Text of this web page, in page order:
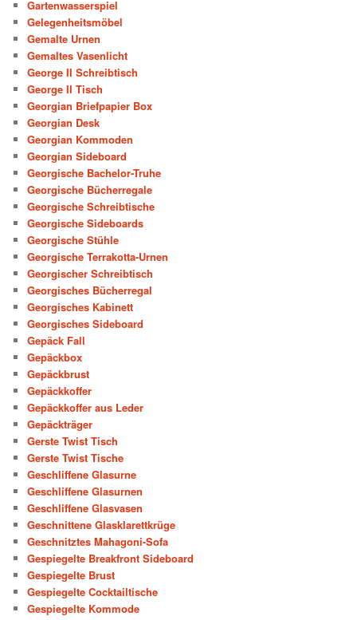
Gartenwasserspiel
Gelegenheitsmöbel
Gemalte Urnen
Gemaltes Vasenlicht
George II Schreibtisch
George II Tisch
Georgian Briefpapier Box
Georgian Desk
Georgian Kommoden
Georgian Sideboard
Georgische Bachelor-Truhe
Georgische Bücherregale
Georgische Schreibtische
Georgische Sideboards
Georgische Stühle
Georgische Terrakotta-Urnen
Georgischer Schreibtisch
Georgisches Bücherregal
Georgisches Kabinett
Georgisches Sideboard
Gepäck Fall
Gepäckbox
Gepäckbrust
Gepäckkoffer
Gepäckkoffer aus Leder
Gepäckträger
Gerste Twist Tisch
Gerste Twist Tische
Geschliffene Glasurne
Geschliffene Glasurnen
Geschliffene Glasvasen
Geschnittene Glasklarettkrüge
Geschnitztes Mahagoni-Sofa
Gespiegelte Breakfront Sideboard
Gespiegelte Brust
Gespiegelte Cocktailtische
Gespiegelte Kommode